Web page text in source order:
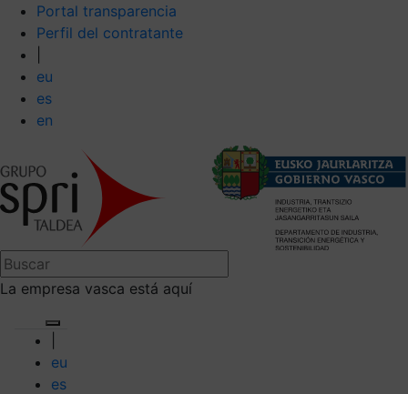
Portal transparencia
Perfil del contratante
eu
es
en
La empresa vasca está aquí
eu
es